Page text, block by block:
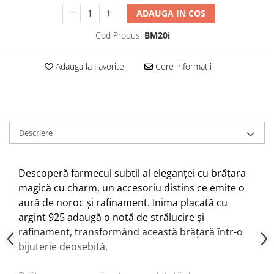
ADAUGA IN COS
Cod Produs: BM20i
Adauga la Favorite Cere informatii
Descriere
Descoperă farmecul subtil al eleganței cu brățara
magică cu charm, un accesoriu distins ce emite o
aură de noroc și rafinament. Inima placată cu
argint 925 adaugă o notă de strălucire și
rafinament, transformând această brățară într-o
bijuterie deosebită.